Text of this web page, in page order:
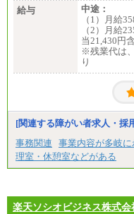
給与
中途：
（1）月給
（2）月給
当21,430円含
※残業代は
り
[関連する障がい者求人・採
事務関連
事業内容が多岐に
理室・休憩室などがある
楽天ソシオビジネス株式会